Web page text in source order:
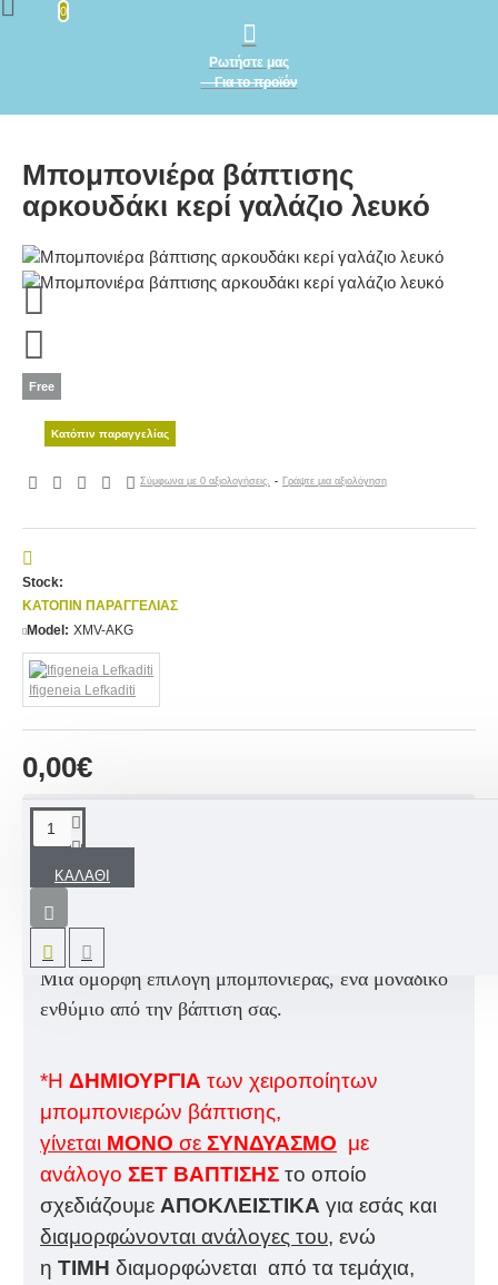
0
Ρωτήστε μας
Για το προϊόν
Mπομπονιέρα βάπτισης
αρκουδάκι κερί γαλάζιο λευκό
Free
Κατόπιν παραγγελίας
Σύμφωνα με 0 αξιολογήσεις. - Γράψτε μια αξιολόγηση
0,00€
Stock:
ΚΑΤΌΠΙΝ ΠΑΡΑΓΓΕΛΊΑΣ
Model: XMV-AKG
Ifigeneia Lefkaditi
ΚΑΛΆΘΙ
ΠΕΡΙΓΡΑΦΉ
Mπομπονιέρα βάπτισης αρκουδάκι κερί σε γαλάζιο
και λευκό διακοσμημένη με ανάλογα υλικά του
Βαπτιστικού Σετ που θα επιλέξετε για δημιουργία.
Μια όμορφη επιλογή μπομπονιέρας, ένα μοναδικό
ενθύμιο από την βάπτιση σας.
*Η ΔΗΜΙΟΥΡΓΙΑ των χειροποίητων
μπομπονιερών βάπτισης,
γίνεται ΜΟΝΟ σε ΣΥΝΔΥΑΣΜΟ με
ανάλογο ΣΕΤ ΒΑΠΤΙΣΗΣ το οποίο
σχεδιάζουμε ΑΠΟΚΛΕΙΣΤΙΚΑ για εσάς και
διαμορφώνονται ανάλογες του, ενώ
η ΤΙΜΗ διαμορφώνεται από τα τεμάχια,